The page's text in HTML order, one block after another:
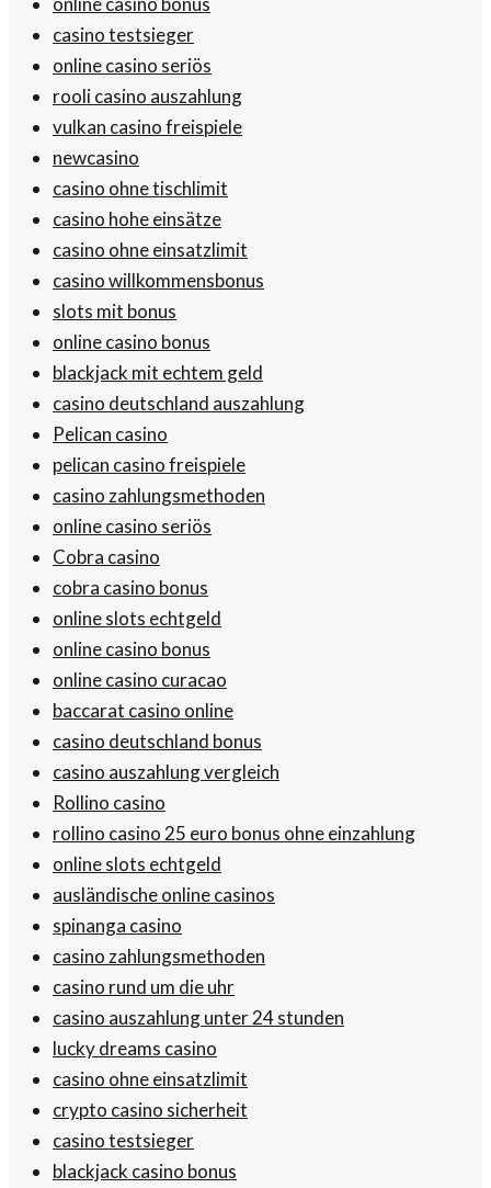
casino testsieger
online casino seriös
rooli casino auszahlung
vulkan casino freispiele
newcasino
casino ohne tischlimit
casino hohe einsätze
casino ohne einsatzlimit
casino willkommensbonus
slots mit bonus
online casino bonus
blackjack mit echtem geld
casino deutschland auszahlung
Pelican casino
pelican casino freispiele
casino zahlungsmethoden
online casino seriös
Cobra casino
cobra casino bonus
online slots echtgeld
online casino bonus
online casino curacao
baccarat casino online
casino deutschland bonus
casino auszahlung vergleich
Rollino casino
rollino casino 25 euro bonus ohne einzahlung
online slots echtgeld
ausländische online casinos
spinanga casino
casino zahlungsmethoden
casino rund um die uhr
casino auszahlung unter 24 stunden
lucky dreams casino
casino ohne einsatzlimit
crypto casino sicherheit
casino testsieger
blackjack casino bonus